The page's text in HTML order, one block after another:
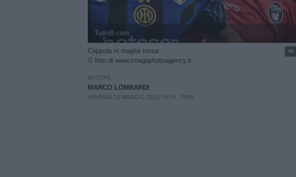
TuttoB.com
Coppola in maglia rossa
© foto di www.imagephotoagency.it
AUTORE
MARCO LOMBARDI
VENERDÌ 23 MAGGIO 2025, 09:14 PISA